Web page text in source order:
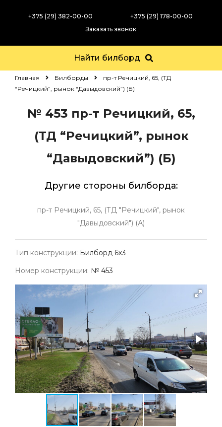
+375 (29) 382-00-00
+375 (29) 178-00-00
Заказать звонок
Найти билборд
Главная Билборды
пр-т Речицкий, 65, (ТД
“Речицкий”, рынок “Давыдовский”) (Б)
№ 453 пр-т Речицкий, 65,
(ТД “Речицкий”, рынок
“Давыдовский”) (Б)
Другие стороны билборда:
пр-т Речицкий, 65, (ТД "Речицкий", рынок
"Давыдовский") (А)
Тип конструкции: Билборд 6х3
Номер конструкции: № 453